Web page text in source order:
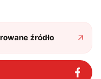
źródło